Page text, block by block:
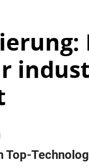
Top-